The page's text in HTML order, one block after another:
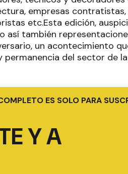
empresas
etc.Esta edición,
así también
un acontecimiento
del sector de
ES SOLO PARA
Y A